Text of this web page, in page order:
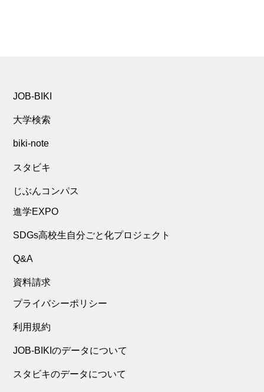
JOB-BIKI
大学検索
biki-note
スタビキ
じぶんコンパス
進学EXPO
SDGs高校生自分ごと化プロジェクト
Q&A
資料請求
プライバシーポリシー
利用規約
JOB-BIKIのデータについて
スタビキのデータについて